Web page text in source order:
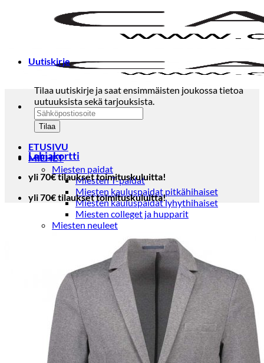
ETUSIVU
MIEHET
Miesten paidat
Miesten T-paidat
Miesten kauluspaidat pitkähihaiset
Miesten kauluspaidat lyhythihaiset
Miesten colleget ja hupparit
Miesten neuleet
Miesten neulepuserot
Miesten neuletakit
Puvut ja blazerit
Puvut
Puvuntakit ja blazerit
Miesten housut
Miesten housut
Miesten farkut
Miesten collegehousut
Miesten shortsit
Miesten asusteet
Vyöt ja olkaimet
Uutiskirje
Tilaa uutiskirje ja saat ensimmäisten joukossa tietoa
uutuuksista sekä tarjouksista.
Lahjakortti
yli 70€ tilaukset toimituskuluitta!
yli 70€ tilaukset toimituskuluitta!